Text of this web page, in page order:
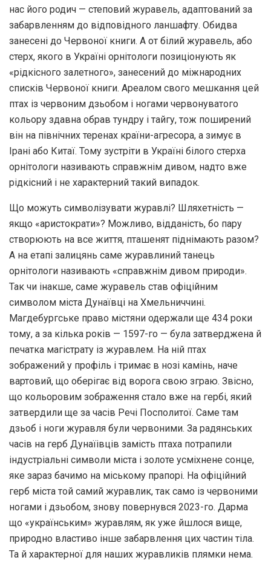
нас його родич — степовий журавель, адаптований за
забарвленням до відповідного ланшафту. Обидва
занесені до Червоної книги. А от білий журавель, або
стерх, якого в Україні орнітологи позиціонують як
«рідкісного залетного», занесений до міжнародних
списків Червоної книги. Ареалом свого мешкання цей
птах із червоним дзьобом і ногами червонуватого
кольору здавна обрав тундру і тайгу, тож поширений
він на північних теренах країни-агресора, а зимує в
Ірані або Китаї. Тому зустріти в Україні білого стерха
орнітологи називають справжнім дивом, надто вже
рідкісний і не характерний такий випадок.
Що можуть символізувати журавлі? Шляхетність —
якщо «аристократи»? Можливо, відданість, бо пару
створюють на все життя, пташенят піднімають разом?
А на етапі залицянь саме журавлиний танець
орнітологи називають «справжнім дивом природи».
Так чи інакше, саме журавель став офіційним
символом міста Дунаївці на Хмельниччині.
Магдебургське право містяни одержали ще 434 роки
тому, а за кілька років — 1597-го — була затверджена й
печатка магістрату із журавлем. На ній птах
зображений у профіль і тримає в нозі камінь, наче
вартовий, що оберігає від ворога свою зграю. Звісно,
що кольоровим зображення стало вже на гербі, який
затвердили ще за часів Речі Посполитої. Саме там
дзьоб і ноги журавля були червоними. За радянських
часів на герб Дунаїівців замість птаха потрапили
індустріальні символи міста і золоте усміхнене сонце,
яке зараз бачимо на міському прапорі. На офіційний
герб міста той самий журавлик, так само із червоними
ногами і дзьобом, знову повернувся 2023-го. Дарма
що «українським» журавлям, як уже йшлося вище,
природно властиво інше забарвлення цих частин тіла.
Та й характерної для наших журавликів плямки нема.